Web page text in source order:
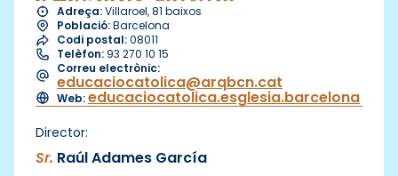
Adreça:Villaroel, 81 baixos
Població:Barcelona
Codi postal:08011
Telèfon: 93 270 10 15
Correu electrònic:
educaciocatolica@arqbcn.cat
Web:educaciocatolica.esglesia.barcelona
Director:
Sr. Raúl Adames García